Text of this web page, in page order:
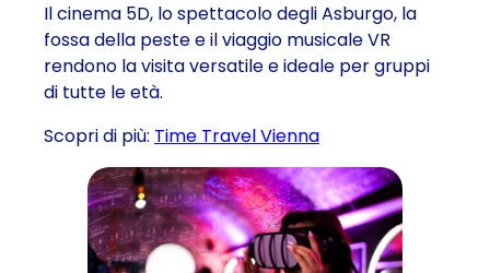
Il cinema 5D, lo spettacolo degli Asburgo, la
fossa della peste e il viaggio musicale VR
rendono la visita versatile e ideale per gruppi
di tutte le età.
Scopri di più: Time Travel Vienna